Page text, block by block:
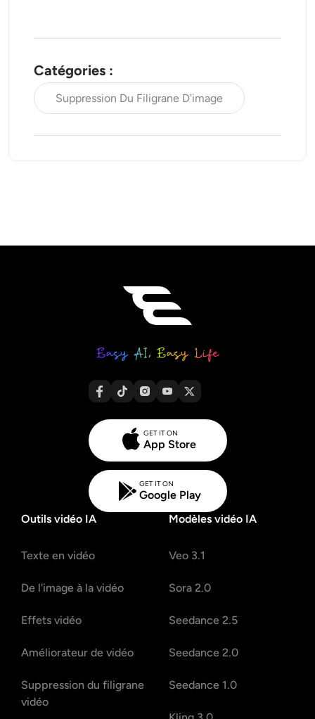
Catégories :
Suppression Du Filigrane D'image
GET IT ON
App Store
GET IT ON
Google Play
Outils vidéo IA
Texte en vidéo
De l'image à la vidéo
Effets vidéo
Améliorateur de vidéo
Suppression du filigrane
vidéo
Modèles vidéo IA
Veo 3.1
Sora 2.0
Seedance 2.5
Seedance 2.0
Seedance 1.0